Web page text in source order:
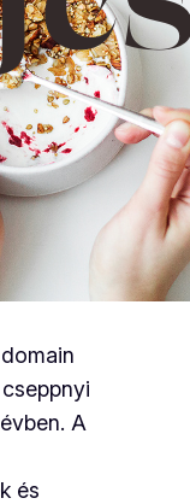
A
és